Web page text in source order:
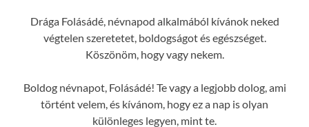
Drága Folásádé, névnapod alkalmából kívánok neked
végtelen szeretetet, boldogságot és egészséget.
Köszönöm, hogy vagy nekem.
Boldog névnapot, Folásádé! Te vagy a legjobb dolog, ami
történt velem, és kívánom, hogy ez a nap is olyan
különleges legyen, mint te.